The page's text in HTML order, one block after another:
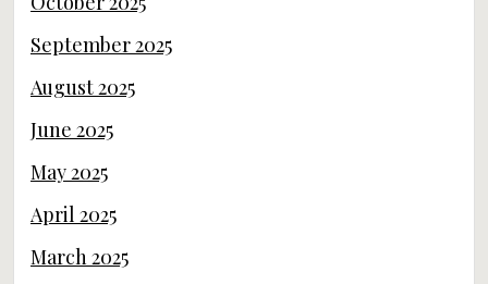
September 2025
August 2025
June 2025
May 2025
April 2025
March 2025